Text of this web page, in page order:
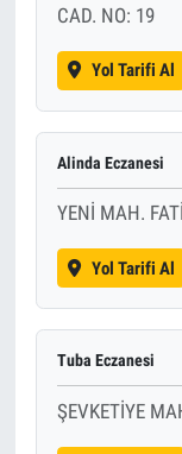
CAD. NO: 19
Yol Tarifi Al
Alinda Eczanesi
YENİ MAH.
Yol Tarifi Al
Tuba Eczanesi
ŞEVKETİYE